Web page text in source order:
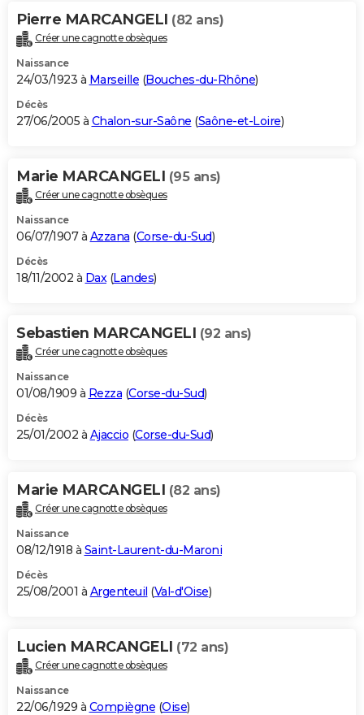
Pierre MARCANGELI (82 ans)
Créer une cagnotte obsèques
Naissance
24/03/1923 à Marseille (Bouches-du-Rhône)
Décès
27/06/2005 à Chalon-sur-Saône (Saône-et-Loire)
Marie MARCANGELI (95 ans)
Créer une cagnotte obsèques
Naissance
06/07/1907 à Azzana (Corse-du-Sud)
Décès
18/11/2002 à Dax(Landes)
Sebastien MARCANGELI (92 ans)
Créer une cagnotte obsèques
Naissance
01/08/1909 à Rezza (Corse-du-Sud)
Décès
25/01/2002 à Ajaccio (Corse-du-Sud)
Marie MARCANGELI (82 ans)
Créer une cagnotte obsèques
Naissance
08/12/1918 à Saint-Laurent-du-Maroni
Décès
25/08/2001 à Argenteuil (Val-d'Oise)
Lucien MARCANGELI (72 ans)
Créer une cagnotte obsèques
Naissance
22/06/1929 à Compiègne (Oise)